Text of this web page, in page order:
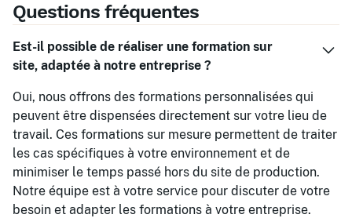
Questions fréquentes
Est-il possible de réaliser une formation sur
site, adaptée à notre entreprise ?
Oui, nous offrons des formations personnalisées qui
peuvent être dispensées directement sur votre lieu de
travail. Ces formations sur mesure permettent de traiter
les cas spécifiques à votre environnement et de
minimiser le temps passé hors du site de production.
Notre équipe est à votre service pour discuter de votre
besoin et adapter les formations à votre entreprise.